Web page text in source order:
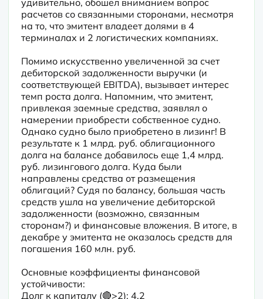
удивительно, обошел вниманием вопрос
расчетов со связанными сторонами, несмотря
на то, что эмитент владеет долями в 4
терминалах и 2 логистических компаниях.
Помимо искусственно увеличенной за счет
дебиторской задолженности выручки (и
соответствующей EBITDA), вызывает интерес
темп роста долга. Напомним, что эмитент,
привлекая заемные средства, заявлял о
намерении приобрести собственное судно.
Однако судно было приобретено в лизинг! В
результате к 1 млрд. руб. облигационного
долга на балансе добавилось еще 1,4 млрд.
руб. лизингового долга. Куда были
направлены средства от размещения
облигаций? Судя по балансу, большая часть
средств ушла на увеличение дебиторской
задолженности (возможно, связанным
сторонам?) и финансовые вложения. В итоге, в
декабре у эмитента не оказалось средств для
погашения 160 млн. руб.
Основные коэффициенты финансовой
устойчивости:
Долг к капиталу (🔴>2): 4,2